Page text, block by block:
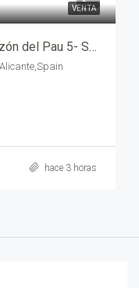
VENTA
Vivienda de ensueño en el corazón del Pau 5- San Juan – opt00744-7569
hace 3 horas